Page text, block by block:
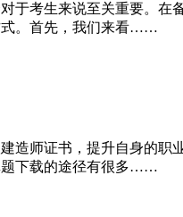
于考生来说至关重要。
式。首先，我们来看……
造师证书，提升自身的
题下载的途径有很多……